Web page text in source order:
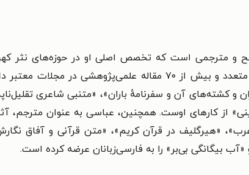
و مترجمی است که تخصص اصلی او در حوزه‌های نثر
ادبیات تطبیقی است. او کارنامه‌ای پربار شامل تألیفات متعدد و بیش
کشته‌های آن و سفرنامهٔ باران»، «متنبی شاعری
از کارهای اوست. همچنین، عباسی به عنوان
«هیرگلیف در قرآن کریم»، «متن قرآنی و آفاق
بیگانگی بی‌بر» را به فارسی‌زبانان عرضه کرده است.